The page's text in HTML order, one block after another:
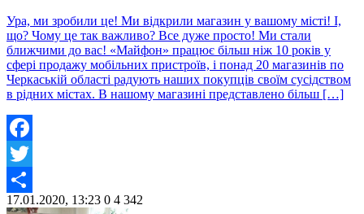
Ура, ми зробили це! Ми відкрили магазин у вашому місті! І,
що? Чому це так важливо? Все дуже просто! Ми стали
ближчими до вас! «Майфон» працює більш ніж 10 років у
сфері продажу мобільних пристроїв, і понад 20 магазинів по
Черкаській області радують наших покупців своїм сусідством
в рідних містах. В нашому магазині представлено більш […]
Facebook
Twitter
Share
17.01.2020, 13:23 0 4 342